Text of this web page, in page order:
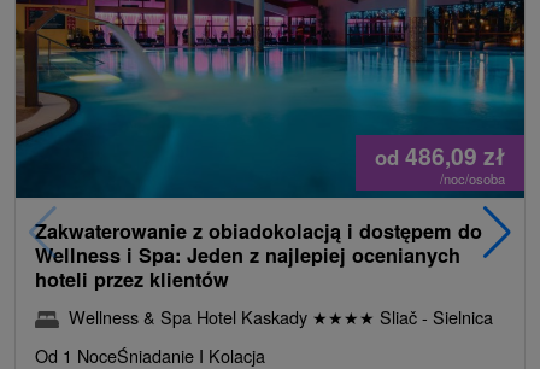
od 486,09 zł
/noc/osoba
Zakwaterowanie z obiadokolacją i dostępem do
Wellness i Spa: Jeden z najlepiej ocenianych
hoteli przez klientów
Wellness & Spa Hotel Kaskady ★★★★ Sliač - Sielnica
Od 1 NoceŚniadanie I Kolacja